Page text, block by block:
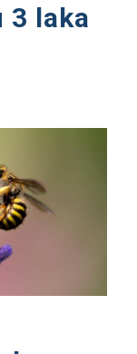
3 laka